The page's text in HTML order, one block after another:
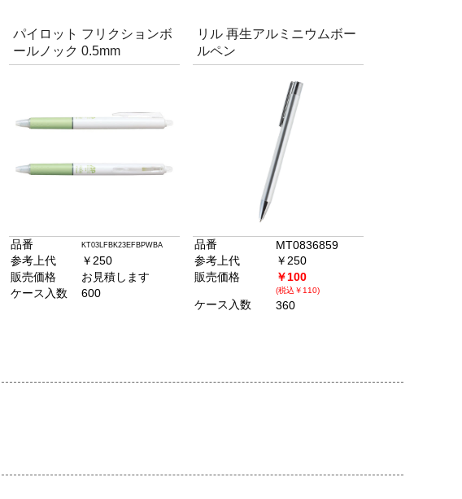
パイロット フリクションボ
ールノック 0.5mm
品番 KT03LFBK23EFBPWBA
参考上代
￥250
販売価格
お見積します
ケース入数
600
リル 再生アルミニウムボー
ルペン
品番
MT0836859
参考上代
￥250
販売価格
￥100
(税込￥110)
ケース入数 360